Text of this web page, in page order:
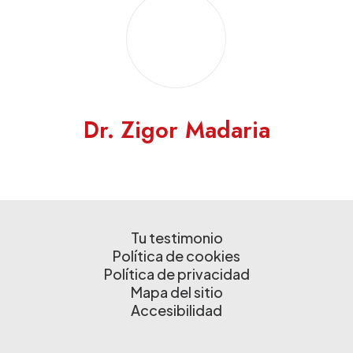
Dr. Zigor Madaria
Tu testimonio
Política de cookies
Política de privacidad
Mapa del sitio
Accesibilidad